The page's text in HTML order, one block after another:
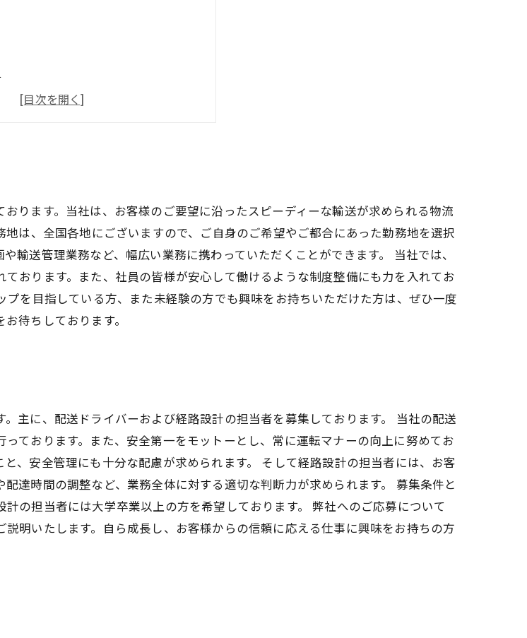
ります。当社は、お客様のご要望に沿ったスピーディーな輸送が求められる物流
は、全国各地にございますので、ご自身のご希望やご都合にあった勤務地を選択
輸送管理業務など、幅広い業務に携わっていただくことができます。 当社では、
おります。また、社員の皆様が安心して働けるような制度整備にも力を入れてお
を目指している方、また未経験の方でも興味をお持ちいただけた方は、ぜひ一度
待ちしております。
主に、配送ドライバーおよび経路設計の担当者を募集しております。 当社の配送
ております。また、安全第一をモットーとし、常に運転マナーの向上に努めてお
、安全管理にも十分な配慮が求められます。 そして経路設計の担当者には、お客
達時間の調整など、業務全体に対する適切な判断力が求められます。 募集条件と
の担当者には大学卒業以上の方を希望しております。 弊社へのご応募について
明いたします。自ら成長し、お客様からの信頼に応える仕事に興味をお持ちの方